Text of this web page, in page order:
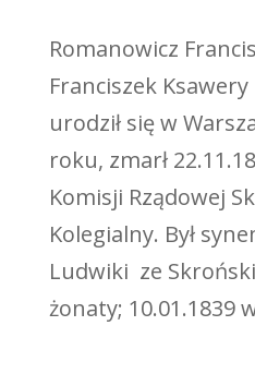
Romanowicz
Franciszek
urodził się w
roku, zmarł
Komisji Rządowej
Kolegialny. Był
Ludwiki ze
żonaty; 10.01.1839